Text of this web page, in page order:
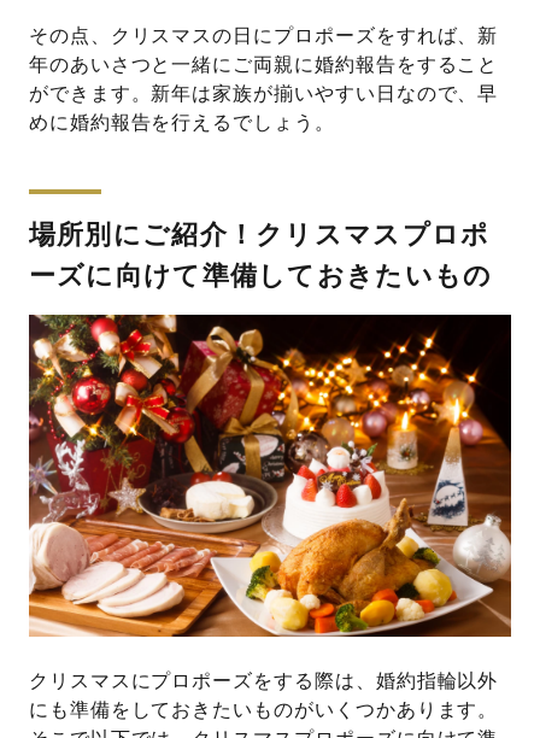
その点、クリスマスの日にプロポーズをすれば、新
年のあいさつと一緒にご両親に婚約報告をすること
ができます。新年は家族が揃いやすい日なので、早
めに婚約報告を行えるでしょう。
場所別にご紹介！クリスマスプロポ
ーズに向けて準備しておきたいもの
クリスマスにプロポーズをする際は、婚約指輪以外
にも準備をしておきたいものがいくつかあります。